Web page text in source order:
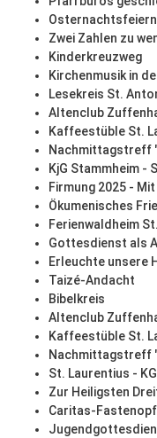
Osternachtsfeiern
Zwei Zahlen zu
Kinderkreuzweg
Kirchenmusik in
Lesekreis St.
Altenclub
Kaffeestüble St.
Nachmittagstreff
KjG Stammheim -
Firmung 2025 -
Ökumenisches
Ferienwaldheim
Gottesdienst als
Erleuchte unsere
Taizé-Andacht
Bibelkreis
Altenclub
Kaffeestüble St.
Nachmittagstreff
St. Laurentius -
Zur Heiligsten
Caritas-